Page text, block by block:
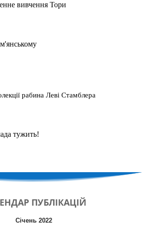
вивчення Тори
рабина Леві Стамблера
тужить!
ПУБЛІКАЦІЙ
Січень 2022